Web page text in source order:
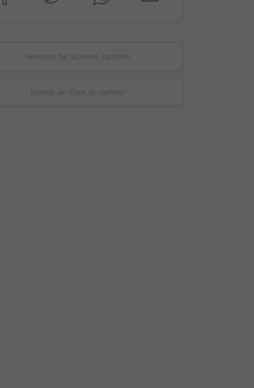
Hinweise für sicheres Handeln
Inserat an Tiere.de melden